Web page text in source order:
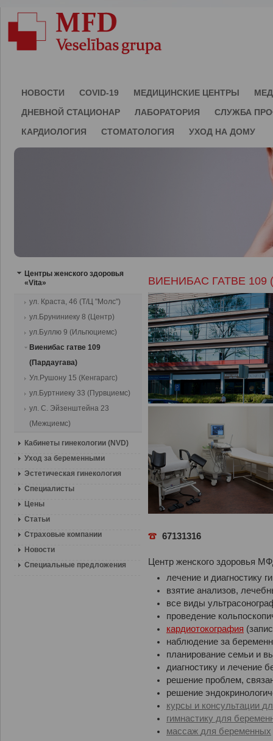
НОВОСТИ COVID-19 МЕДИЦИНСКИЕ ЦЕНТРЫ
ДНЕВНОЙ СТАЦИОНАР
ЛАБОРАТОРИЯ
СЛУЖБА
КАРДИОЛОГИЯ
СТОМАТОЛОГИЯ УХОД НА ДОМУ
Центры женского здоровья
«Vita»
ул. Краста, 46 (Т/Ц "Молс")
ул.Бруниниеку 8 (Центр)
ул.Буллю 9 (Ильгюциемс)
Виенибас гатве 109
(Пардаугава)
Ул.Рушону 15 (Кенгарагс)
ул.Буртниеку 33 (Пурвциемс)
ул. С. Эйзенштейна 23
(Межциемс)
Кабинеты гинекологии (NVD)
Уход за беременными
Эстетическая гинекология
Специалисты
Цены
Статьи
Страховые компании
Новости
Специальные предложения
ВИЕНИБАС ГАТВЕ 109
67131316
Центр женского здоровья
лечение и диагностику
взятие анализов,
все виды
проведение
кардиотокография
наблюдение за
планирование семьи и
диагностику и лечение
решение проблем,
решение
курсы и консультации
гимнастику для
массаж для беременных